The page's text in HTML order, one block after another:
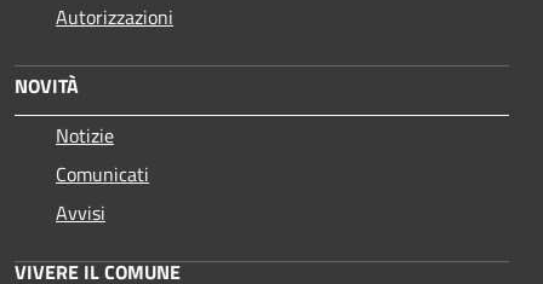
Autorizzazioni
NOVITÀ
Notizie
Comunicati
Avvisi
VIVERE IL COMUNE